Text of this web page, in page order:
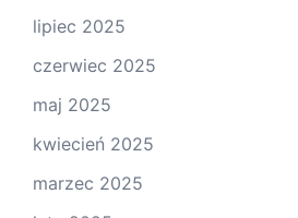
lipiec 2025
czerwiec 2025
maj 2025
kwiecień 2025
marzec 2025